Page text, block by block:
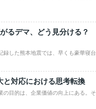
るデマ、どう見分ける？
録した熊本地震では、早くも豪華寝台
と対応における思考転換
の目的は、企業価値の向上にある。そ